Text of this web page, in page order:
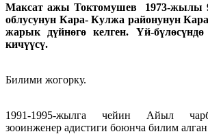
Максат ажы Токтомушев 1973-жылы
облусунун Кара- Кулжа районунун
жарык дүйнөгө келген. Үй-
кичүүсү.
Билими жогорку.
1991-1995-жылга чейин Айыл
зооинженер адистиги боюнча билим